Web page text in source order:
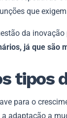
que
da
já que são
tipos
para o
adaptação a